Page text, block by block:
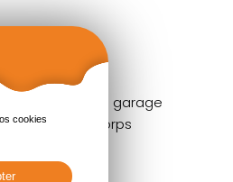
Portes de garage
Garde-corps
Pergolas
cookies